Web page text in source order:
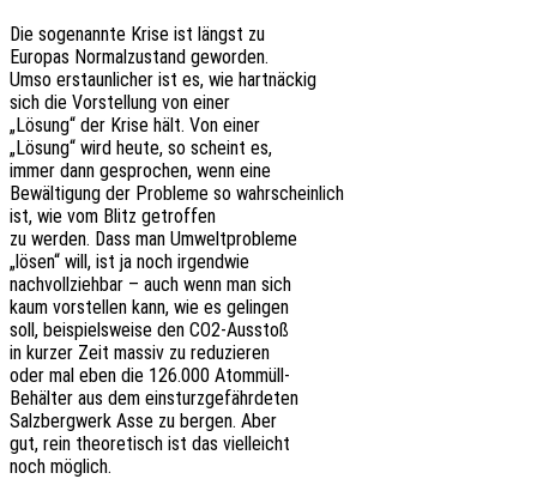
Die soge­nann­te Krise ist längst zu
Euro­pas Normal­zu­stand geworden.
Umso erstaun­li­cher ist es, wie hartnäckig
sich die Vorstel­lung von einer
„Lösung“ der Krise hält. Von einer
„Lösung“ wird heute, so scheint es,
immer dann gespro­chen, wenn eine
Bewäl­ti­gung der Proble­me so wahrscheinlich
ist, wie vom Blitz getroffen
zu werden. Dass man Umweltprobleme
„lösen“ will, ist ja noch irgendwie
nach­voll­zieh­bar – auch wenn man sich
kaum vorstel­len kann, wie es gelingen
soll, beispiels­wei­se den CO2-Ausstoß
in kurzer Zeit massiv zu reduzieren
oder mal eben die 126.000 Atommüll-
Behäl­ter aus dem einsturzgefährdeten
Salz­berg­werk Asse zu bergen. Aber
gut, rein theo­re­tisch ist das vielleicht
noch möglich.